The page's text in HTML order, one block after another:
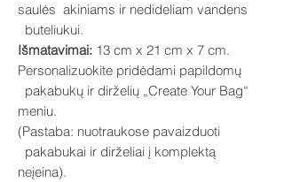
saulės akiniams ir nedideliam vandens
buteliukui.
Išmatavimai: 13 cm x 21 cm x 7 cm.
Personalizuokite pridėdami papildomų
pakabukų ir dirželių „Create Your Bag“
meniu.
(Pastaba: nuotraukose pavaizduoti
pakabukai ir dirželiai į komplektą
neįeina).